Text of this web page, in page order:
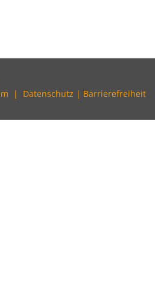
| Datenschutz | Barrierefreiheit